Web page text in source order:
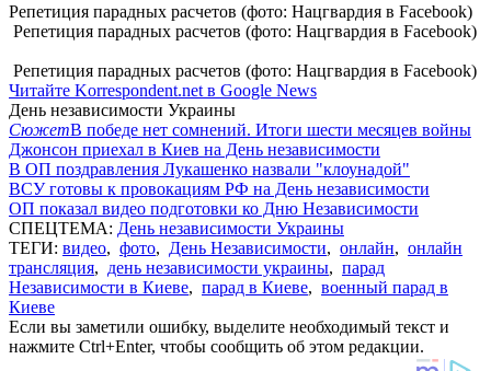
Репетиция парадных расчетов (фото: Нацгвардия в Facebook)
Репетиция парадных расчетов (фото: Нацгвардия в Facebook)
Репетиция парадных расчетов (фото: Нацгвардия в Facebook)
Читайте Korrespondent.net в Google News
День независимости Украины
СюжетВ победе нет сомнений. Итоги шести месяцев войны
Джонсон приехал в Киев на День независимости
В ОП поздравления Лукашенко назвали "клоунадой"
ВСУ готовы к провокациям РФ на День независимости
ОП показал видео подготовки ко Дню Независимости
СПЕЦТЕМА: День независимости Украины
ТЕГИ: видео, фото, День Независимости, онлайн, онлайн
трансляция, день независимости украины, парад
Независимости в Киеве, парад в Киеве, военный парад в
Киеве
Если вы заметили ошибку, выделите необходимый текст и
нажмите Ctrl+Enter, чтобы сообщить об этом редакции.